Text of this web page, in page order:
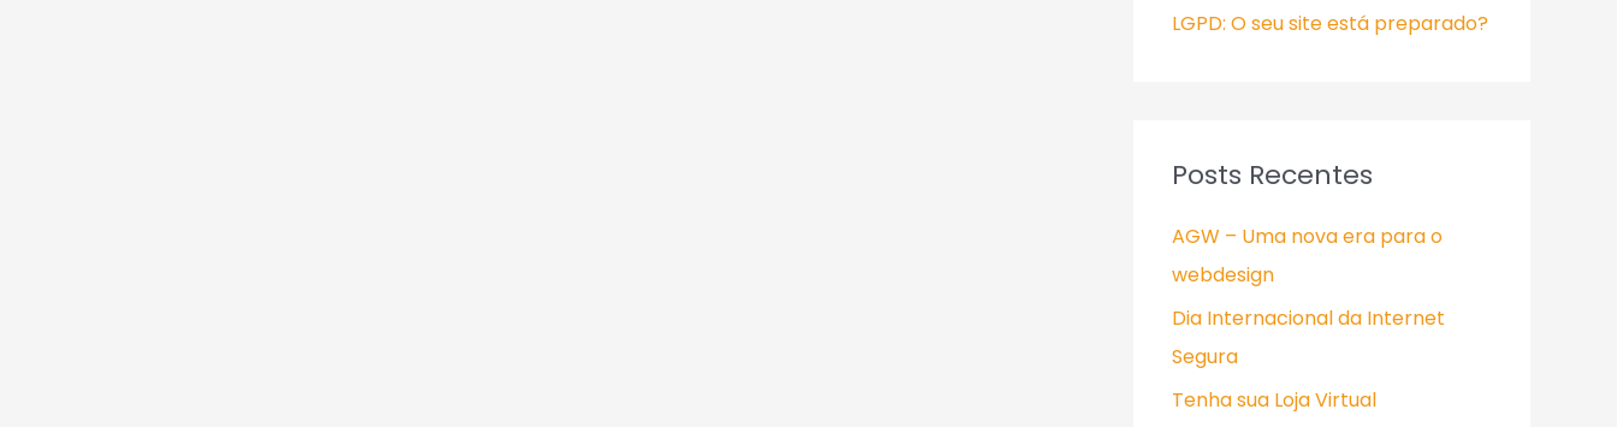
LGPD: O seu site está preparado?
Posts Recentes
AGW – Uma nova era para o
webdesign
Dia Internacional da Internet
Segura
Tenha sua Loja Virtual